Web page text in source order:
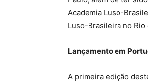
Academia Luso-
Luso-Brasileira no Rio
Lançamento em
A primeira edição